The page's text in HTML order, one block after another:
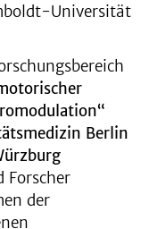
Universität
Berlin
Forscher
der